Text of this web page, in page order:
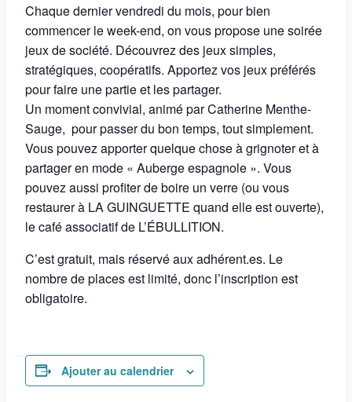
Chaque dernier vendredi du mois, pour bien
commencer le week-end, on vous propose une soirée
jeux de société. Découvrez des jeux simples,
stratégiques, coopératifs. Apportez vos jeux préférés
pour faire une partie et les partager.
Un moment convivial, animé par Catherine Menthe-
Sauge, pour passer du bon temps, tout simplement.
Vous pouvez apporter quelque chose à grignoter et à
partager en mode « Auberge espagnole ». Vous
pouvez aussi profiter de boire un verre (ou vous
restaurer à LA GUINGUETTE quand elle est ouverte),
le café associatif de L’ÉBULLITION.
C’est gratuit, mais réservé aux adhérent.es. Le
nombre de places est limité, donc l’inscription est
obligatoire.
Ajouter au calendrier